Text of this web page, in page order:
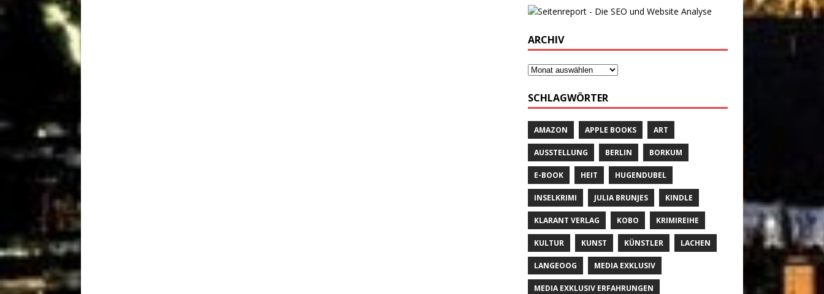
ARCHIV
SCHLAGWÖRTER
AMAZON APPLE BOOKS ART
AUSSTELLUNG BERLIN BORKUM
E-BOOK HEIT HUGENDUBEL
INSELKRIMI JULIA BRUNJES KINDLE
KLARANT VERLAG KOBO KRIMIREIHE
KULTUR KUNST KÜNSTLER LACHEN
LANGEOOG MEDIA EXKLUSIV
MEDIA EXKLUSIV ERFAHRUNGEN